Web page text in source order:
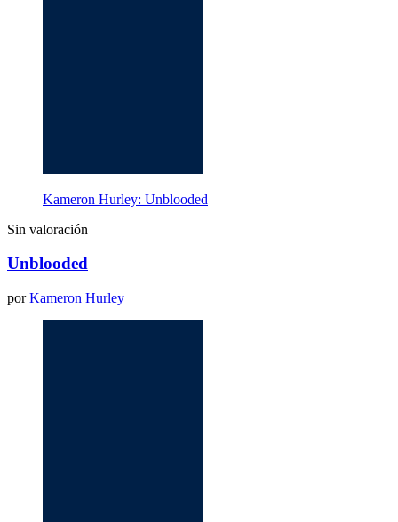
Kameron Hurley: Unblooded
Sin valoración
Unblooded
porKameron Hurley